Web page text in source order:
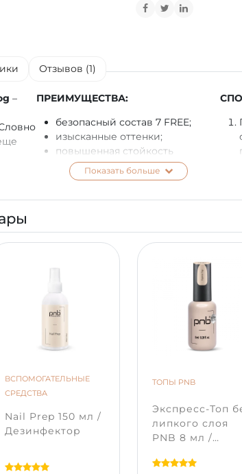
Отзывов (1)
–
ПРЕИМУЩЕСТВА:
безопасный состав 7 FREE;
изысканные оттенки;
повышенная стойкость
маникюра до 3-х недель;
комфортное нанесение в 1-2
поверхности ногтевой
пластины;
плотная пигментация и
элегантный глянец;
покрытие уплотняет ноготь,
предотвращает ломкость и
отслаивание.
от
на
Показать больше
ВСПОМОГАТЕЛЬНЫЕ
СРЕДСТВА
Nail Prep 150 мл /
Дезинфектор
ТОПЫ PNB
Экспресс-Топ
липкого слоя
PNB 8 мл /
Top PNB